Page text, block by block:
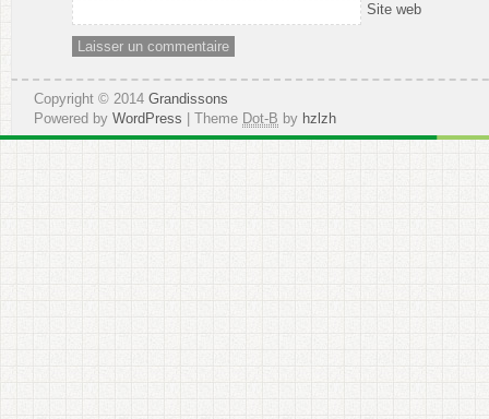
Site web
Copyright © 2014 Grandissons
Powered by WordPress | Theme Dot-B by hzlzh